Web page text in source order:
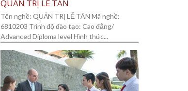
QUẢN TRỊ LỄ TÂN
Tên nghề: QUẢN TRỊ LỄ TÂN Mã nghề:
6810203 Trình độ đào tạo: Cao đẳng/
Advanced Diploma level Hình thức...